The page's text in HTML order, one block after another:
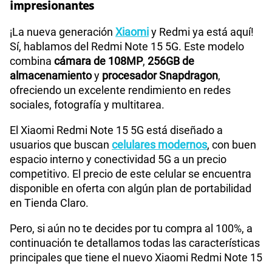
Paga solo
185GBen alta velocidad
S/
Paga solo
Ver menos planes
Procesador Qualcomm 6 Gen 3
Tamaño de Pantalla
WiFI
Peso
Bluetooth Si
impresionantes
¡La nueva generación Xiaomiy Redmi ya está aquí!
Sí, hablamos del Redmi Note 15 5G. Este modelo
combina cámara de 108MP, 256GB de
almacenamientoy procesador Snapdragon,
ofreciendo un excelente rendimiento en redes
sociales, fotografía y multitarea.
El Xiaomi Redmi Note 15 5G está diseñado a
usuarios que buscan celulares modernos, con buen
espacio interno y conectividad 5G a un precio
competitivo. El precio de este celular se encuentra
disponible en oferta con algún plan de portabilidad
en Tienda Claro.
Pero, si aún no te decides por tu compra al 100%, a
continuación te detallamos todas las características
principales que tiene el nuevo Xiaomi Redmi Note 15